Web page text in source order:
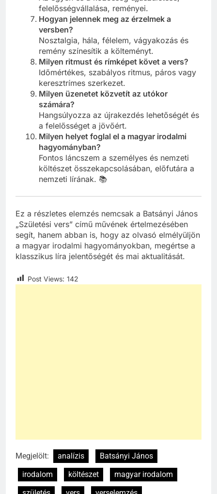
felelősségvállalása, reményei.
Hogyan jelennek meg az érzelmek a
versben?
Nosztalgia, hála, félelem, vágyakozás és
remény színesítik a költeményt.
Milyen ritmust és rímképet követ a vers?
Időmértékes, szabályos ritmus, páros vagy
keresztrímes szerkezet.
Milyen üzenetet közvetít az utókor
számára?
Hangsúlyozza az újrakezdés lehetőségét és
a felelősséget a jövőért.
Milyen helyet foglal el a magyar irodalmi
hagyományban?
Fontos láncszem a személyes és nemzeti
költészet összekapcsolásában, előfutára a
nemzeti lírának. 📚
Ez a részletes elemzés nemcsak a Batsányi János
„Születési vers” című művének értelmezésében
segít, hanem abban is, hogy az olvasó elmélyüljön
a magyar irodalmi hagyományokban, megértse a
klasszikus líra jelentőségét és mai aktualitását.
Post Views: 142
Megjelölt: analízis
Batsányi János
irodalom
költészet
magyar irodalom